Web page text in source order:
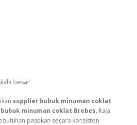
besar
supplier bubuk minuman coklat
minuman coklat Brebes, Raja
pasokan secara konsisten.